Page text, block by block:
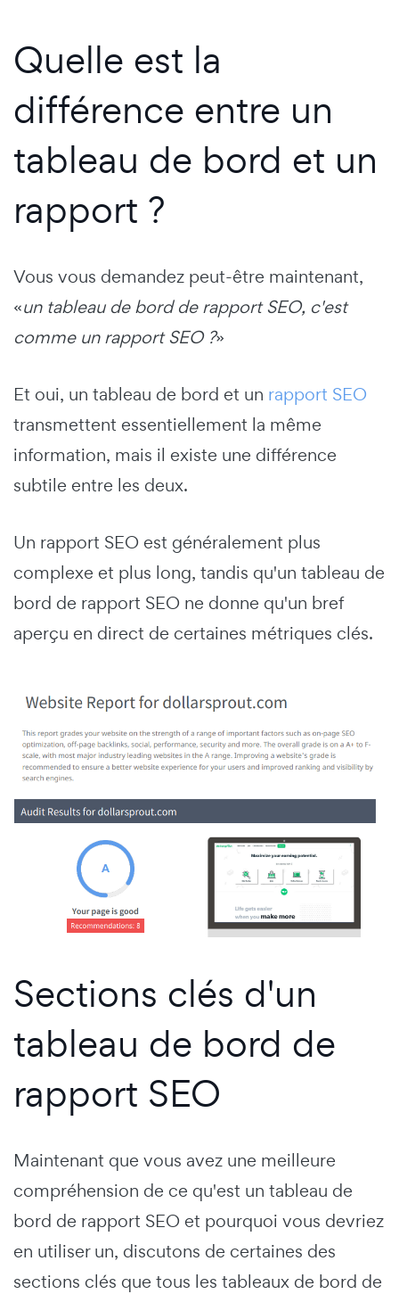
Quelle est la
différence entre un
tableau de bord et un
rapport ?
Vous vous demandez peut-être maintenant,
«un tableau de bord de rapport SEO, c'est
comme un rapport SEO ?»
Et oui, un tableau de bord et un rapport SEO
transmettent essentiellement la même
information, mais il existe une différence
subtile entre les deux.
Un rapport SEO est généralement plus
complexe et plus long, tandis qu'un tableau de
bord de rapport SEO ne donne qu'un bref
aperçu en direct de certaines métriques clés.
Sections clés d'un
tableau de bord de
rapport SEO
Maintenant que vous avez une meilleure
compréhension de ce qu'est un tableau de
bord de rapport SEO et pourquoi vous devriez
en utiliser un, discutons de certaines des
sections clés que tous les tableaux de bord de